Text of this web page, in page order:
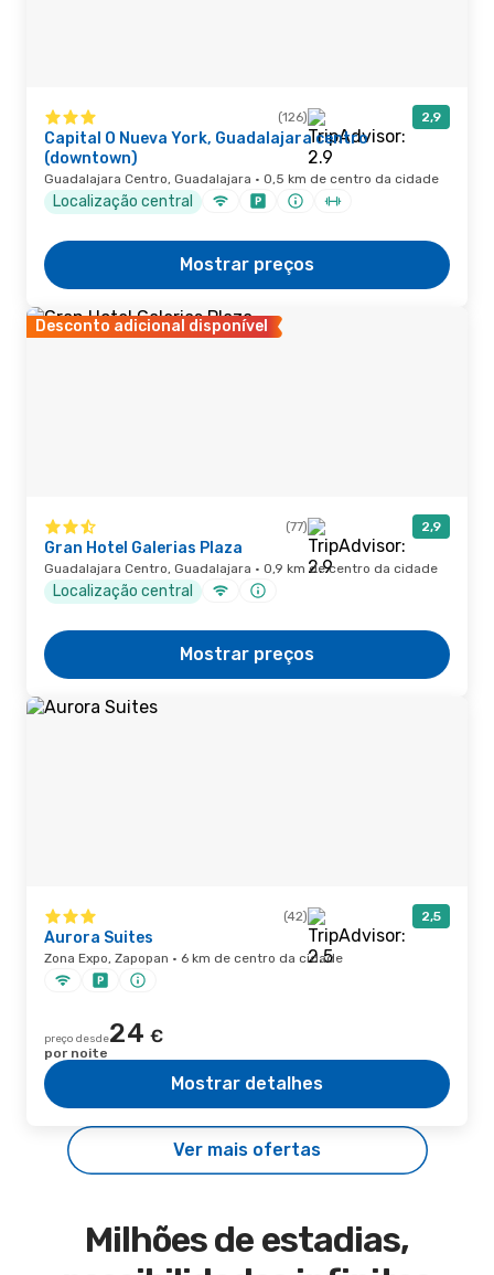
(126) 2,9
Capital O Nueva York, Guadalajara centro
(downtown)
Guadalajara Centro, Guadalajara · 0,5 km de centro da cidade
Localização central
Mostrar preços
Desconto adicional disponível
(77) 2,9
Gran Hotel Galerias Plaza
Guadalajara Centro, Guadalajara · 0,9 km de centro da cidade
Localização central
Mostrar preços
(42) 2,5
Aurora Suites
Zona Expo, Zapopan · 6 km de centro da cidade
preço desde24 €
por noite
Mostrar detalhes
Ver mais ofertas
Milhões de estadias,